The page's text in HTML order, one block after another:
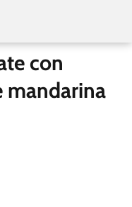
con
mandarina